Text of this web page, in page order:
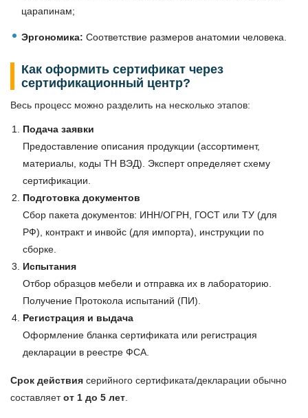
царапинам;
Эргономика: Соответствие размеров анатомии человека.
Как оформить сертификат через
сертификационный центр?
Весь процесс можно разделить на несколько этапов:
Подача заявки
Предоставление описания продукции (ассортимент,
материалы, коды ТН ВЭД). Эксперт определяет схему
сертификации.
Подготовка документов
Сбор пакета документов: ИНН/ОГРН, ГОСТ или ТУ (для
РФ), контракт и инвойс (для импорта), инструкции по
сборке.
Испытания
Отбор образцов мебели и отправка их в лабораторию.
Получение Протокола испытаний (ПИ).
Регистрация и выдача
Оформление бланка сертификата или регистрация
декларации в реестре ФСА.
Срок действия серийного сертификата/декларации обычно
составляетот 1 до 5 лет